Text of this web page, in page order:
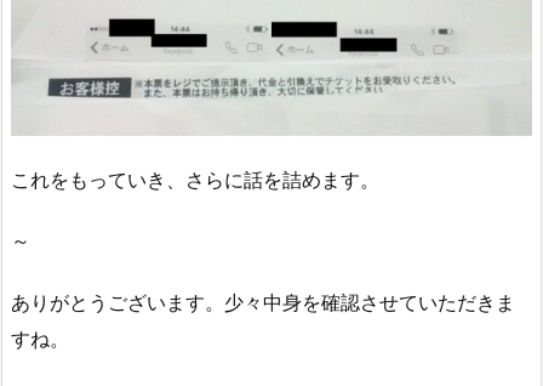
これをもっていき、さらに話を詰めます。
～
ありがとうございます。少々中身を確認させていただきま
すね。